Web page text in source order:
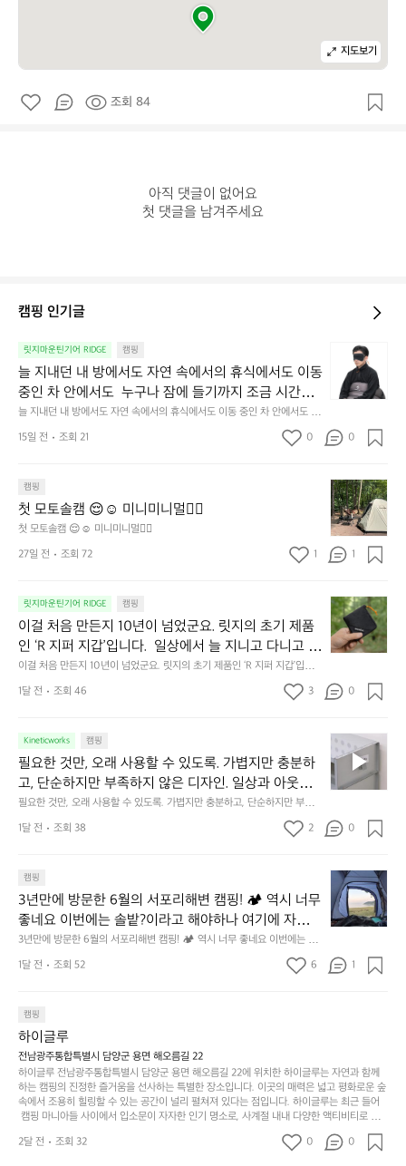
지도보기
조회 84
아직 댓글이 없어요
첫 댓글을 남겨주세요
캠핑 인기글
릿지마운틴기어 RIDGE 캠핑
늘 지내던 내 방에서도 자연 속에서의 휴식에서도 이동
중인 차 안에서도  누구나 잠에 들기까지 조금 시간이
걸리는 순간이 있습니다.  그럴 때는 차분하게 눈을 가
려보세요. 마치 암막 커튼을 조용히 내리듯이.  Polarte
c® Wind Pro™의 온기가 눈가를 포근히 감싸줍니다.
줍니다.  이 슬립 웜을 쓰는 것만으로 그곳은 나만의 밤
이 됩니다.  안녕히 주무세요.
늘 지내던 내 방에서도 자연 속에서의 휴식에서도 이동 중인 차 안에서도  누
구나 잠에 들기까지 조금 시간이 걸리는 순간이 있습니다.  그럴 때는 차분하
게 눈을 가려보세요. 마치 암막 커튼을 조용히 내리듯이.  Polartec® Wind
밤이 됩니다.  안녕히 주무세요.
내
던
방
도
자
연
속
에
의
휴
식
에
도
이
중
인
차
안
서
도
구
나
잠
에
기
까
이
걸
리
는
순
15일 전 조회 21 0 0
캠핑
첫 모토솔캠 😌☺️ 미니미니멀👌🏼
첫 모토솔캠 😌☺️ 미니미니멀👌🏼
첫
모
토
솔
캠
☺️
미
니
미
멀
👌🏼
27일 전 조회 72 1 1
릿지마운틴기어 RIDGE 캠핑
이걸 처음 만든지 10년이 넘었군요. 릿지의 초기 제품
인 ‘R 지퍼 지갑’입니다.  일상에서 늘 지니고 다니고 싶
어지는 물건에는 크기, 무게, 형태, 색감 사이의 아주 미
묘한 밸런스가 존재합니다.  예를 들자면 일에 집중하
느라 책상 위 가장자리에 대충 걸쳐 놓아도 시야에 걸
는 균형감에서 출발했습니다.  그중에서도 슬림함에 철
저히 집착했습니다. 튼튼한 내구도와 넉넉한 수납력을
해치치 않는 선에서, 가장 가볍고 얇게 설계했습니다.
이 디자인과 사용감은, 꼭 직접 손으로 만져보며 경험
해 보시기를 바랍니다.
이걸 처음 만든지 10년이 넘었군요. 릿지의 초기 제품인 ‘R 지퍼 지갑’입니
다.  일상에서 늘 지니고 다니고 싶어지는 물건에는 크기, 무게, 형태, 색감
사이의 아주 미묘한 밸런스가 존재합니다.  예를 들자면 일에 집중하느라 책
철저히 집착했습니다. 튼튼한 내구도와 넉넉한 수납력을 해치치 않는 선에
서, 가장 가볍고 얇게 설계했습니다.  이 디자인과 사용감은, 꼭 직접 손으로
만져보며 경험해 보시기를 바랍니다.
이
걸
처
음
든
0
년
이
넘
군
지
의
초
기
품
갑’입
니
다.
일
상
에
1달 전 조회 46 3 0
Kineticworks 캠핑
필요한 것만, 오래 사용할 수 있도록. 가볍지만 충분하
고, 단순하지만 부족하지 않은 디자인. 일상과 아웃도
어의 경계를 자연스럽게 이어주는 RIDGE MOUNTAIN
GEAR. 키네틱웍스에서 만나보세요.
필요한 것만, 오래 사용할 수 있도록. 가볍지만 충분하고, 단순하지만 부족하
지 않은 디자인. 일상과 아웃도어의 경계를 자연스럽게 이어주는 RIDGE M
OUNTAIN GEAR. 키네틱웍스에서 만나보세요.
필
요
한
것
오
용
할
수
있
록.
분
하
고,
단
순
하
1달 전 조회 38 2 0
캠핑
3년만에 방문한 6월의 서포리해변 캠핑! 🏕 역시 너무
좋네요 이번에는 솔밭?이라고 해야하나 여기에 자리를
잡았는데 정말 시원하고 경치도 좋네요  서해치고 물도
맑은편, 아이들도 놀기 좋고 1박 2일은 넘 짧게 느껴지
네요  .1박 1동 1만원 (수금은 7시쯤, 동네에서 관리) .수
바로 화장실있음 .5분거리 cu .2분거리 음식점  항구에
서부터 해변까지 버스도 다니네요 ㅎㅎㅎ 아이들 엄청
좋아하네요 점심쯤도착해서 철수할때까지 물놀이 3
타임이나 했네요 ⛱️
3년만에 방문한 6월의 서포리해변 캠핑! 🏕 역시 너무 좋네요 이번에는 솔
밭?이라고 해야하나 여기에 자리를 잡았는데 정말 시원하고 경치도 좋네요
서해치고 물도 맑은편, 아이들도 놀기 좋고 1박 2일은 넘 짧게 느껴지네요  .
항구에서부터 해변까지 버스도 다니네요 ㅎㅎㅎ 아이들 엄청 좋아하네요 점
심쯤도착해서 철수할때까지 물놀이 3타임이나 했네요 ⛱️
년
만
에
문
포
리
해
변
캠
핑!
1달 전 조회 52 6 1
캠핑
하이글루
전남광주통합특별시 담양군 용면 해오름길 22
하이글루 전남광주통합특별시 담양군 용면 해오름길 22에 위치한 하이글루는 자연과 함께
하는 캠핑의 진정한 즐거움을 선사하는 특별한 장소입니다. 이곳의 매력은 넓고 평화로운 숲
속에서 조용히 힐링할 수 있는 공간이 널리 펼쳐져 있다는 점입니다. 하이글루는 최근 들어
캠핑 마니아들 사이에서 입소문이 자자한 인기 명소로, 사계절 내내 다양한 액티비티로 방
문객들을 맞이합니다. 특히, 하이글루의 독특한 시설인 글램핑 텐트는 고객들에게 아늑한 잠
자리를 제공하며, 캠핑의 매력을 한층 더해 줍니다. 밖에서는 자연의 소리를 들으며, 내부에
2달 전 조회 32 0 0